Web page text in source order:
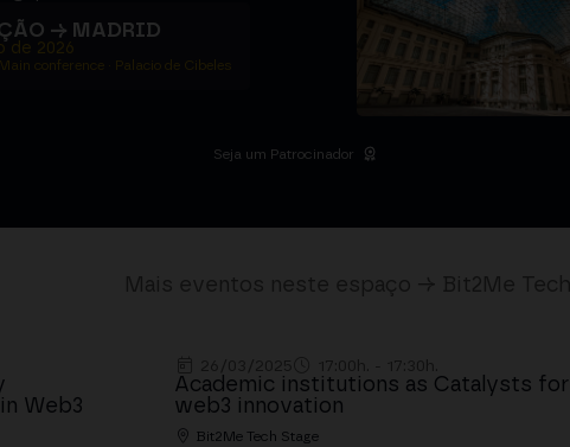
→ MADRID
de 2026
conference · Palacio de Cibeles
Seja um Patrocinador
Web3
Academic institutions as Catalysts for
web3 innovation
Bit2Me Tech Stage